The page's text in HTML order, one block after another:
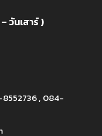
วันเสาร์ )
8552736 , 084-